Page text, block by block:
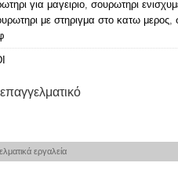
για μαγειριο, σουρωτηρι
με στηριγμα στο κατω μερος,
εργαλεία